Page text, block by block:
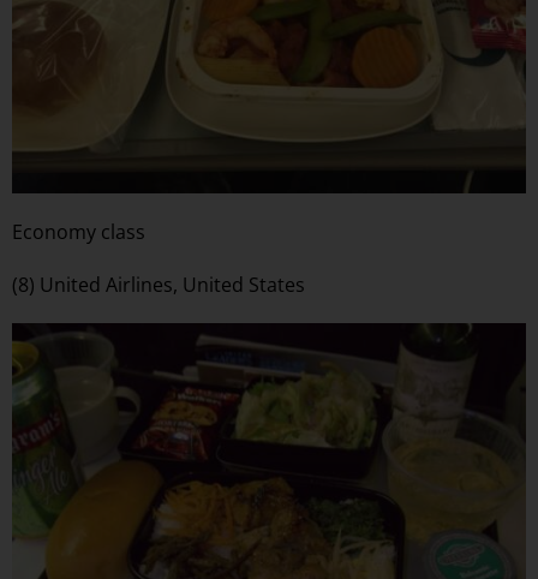
Economy class
(8) United Airlines, United States